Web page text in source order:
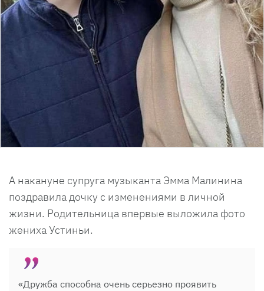
А накануне супруга музыканта Эмма Малинина
поздравила дочку с изменениями в личной
жизни. Родительница впервые выложила фото
жениха Устиньи.
«Дружба способна очень серьезно проявить